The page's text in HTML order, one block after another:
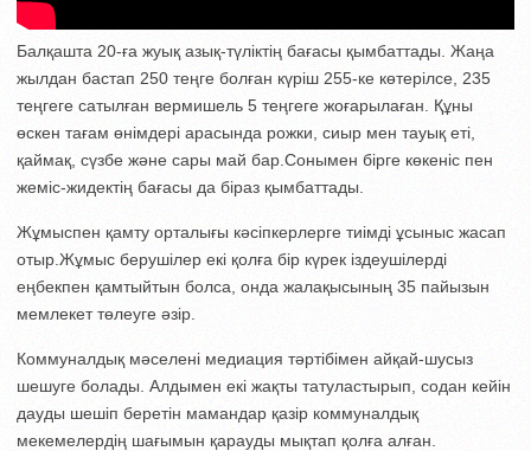
Балқашта 20-ға жуық азық-түліктің бағасы қымбаттады. Жаңа
жылдан бастап 250 теңге болған күріш 255-ке көтерілсе, 235
теңгеге сатылған вермишель 5 теңгеге жоғарылаған. Құны
өскен тағам өнімдері арасында рожки, сиыр мен тауық еті,
қаймақ, сүзбе және сары май бар.Сонымен бірге көкеніс пен
жеміс-жидектің бағасы да біраз қымбаттады.
Жұмыспен қамту орталығы кәсіпкерлерге тиімді ұсыныс жасап
отыр.Жұмыс берушілер екі қолға бір күрек іздеушілерді
еңбекпен қамтыйтын болса, онда жалақысының 35 пайызын
мемлекет төлеуге әзір.
Коммуналдық мәселені медиация тәртібімен айқай-шусыз
шешуге болады. Алдымен екі жақты татуластырып, содан кейін
дауды шешіп беретін мамандар қазір коммуналдық
мекемелердің шағымын қарауды мықтап қолға алған.